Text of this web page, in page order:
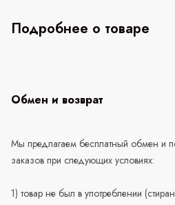
Подробнее о товаре
Обмен и возврат
Мы предлагаем бесплатный обмен и
заказов при следующих условиях:
1) товар не был в употреблении